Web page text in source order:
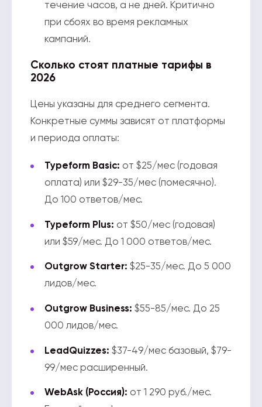
течение часов, а не дней. Критично
при сбоях во время рекламных
кампаний.
Сколько стоят платные тарифы в
2026
Цены указаны для среднего сегмента.
Конкретные суммы зависят от платформы
и периода оплаты:
Typeform Basic: от $25/мес (годовая
оплата) или $29-35/мес (помесячно).
До 100 ответов/мес.
Typeform Plus: от $50/мес (годовая)
или $59/мес. До 1 000 ответов/мес.
Outgrow Starter: $25-35/мес. До 5 000
лидов/мес.
Outgrow Business: $55-85/мес. До 25
000 лидов/мес.
LeadQuizzes: $37-49/мес базовый, $79-
99/мес расширенный.
WebAsk (Россия): от 1 290 руб./мес.